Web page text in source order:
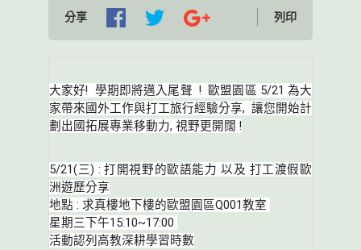
分享 列印
大家好! 學期即將邁入尾聲 ! 歐盟園區 5/21 為大
家帶來國外工作與打工旅行經驗分享, 讓您開始計
劃出國拓展專業移動力, 視野更開闊 !
5/21(三) : 打開視野的歐語能力 以及 打工渡假歐
洲遊歷分享
地點 : 求真樓地下樓的歐盟園區Q001教室
星期三下午15:10~17:00
活動認列高教深耕學習時數